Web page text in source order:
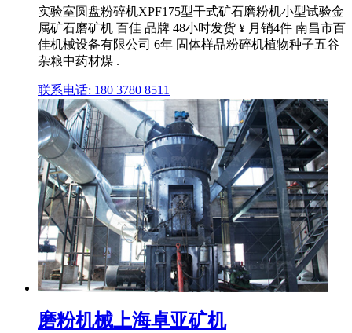
实验室圆盘粉碎机XPF175型干式矿石磨粉机小型试验金
属矿石磨矿机 百佳 品牌 48小时发货 ¥ 月销4件 南昌市百
佳机械设备有限公司 6年 固体样品粉碎机植物种子五谷
杂粮中药材煤 .
联系电话: 180 3780 8511
磨粉机械上海卓亚矿机